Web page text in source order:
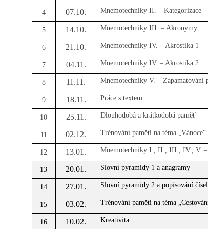
4 07.10. Mnemotechniky II. – Kategorizace
5 14.10. Mnemotechniky III. – Akronymy
6 21.10. Mnemotechniky IV. – Akrostika 1
7 04.11. Mnemotechniky IV. – Akrostika 2
8 11.11. Mnemotechniky V. – Zapamatování
9 18.11. Práce s textem
10 25.11. Dlouhodobá a krátkodobá paměť
11 02.12. Trénování paměti na téma „Vánoce“
12 13.01. Mnemotechniky I., II., III., IV., V. –
13 20.01. Slovní pyramidy 1 a anagramy
14 27.01. Slovní pyramidy 2 a popisování čísel
15 03.02. Trénování paměti na téma
16 10.02. Kreativita